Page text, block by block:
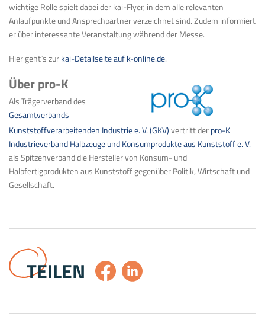
wichtige Rolle spielt dabei der kai-Flyer, in dem alle relevanten
Anlaufpunkte und Ansprechpartner verzeichnet sind. Zudem informiert
er über interessante Veranstaltung während der Messe.
Hier geht`s zurkai-Detailseite auf k-online.de.
Über pro-K
Als Trägerverband des
Gesamtverbands
Kunststoffverarbeitenden Industrie e. V. (GKV)vertritt derpro-K
Industrieverband Halbzeuge und Konsumprodukte aus Kunststoff e. V.
als Spitzenverband die Hersteller von Konsum- und
Halbfertigprodukten aus Kunststoff gegenüber Politik, Wirtschaft und
Gesellschaft.
TEILEN